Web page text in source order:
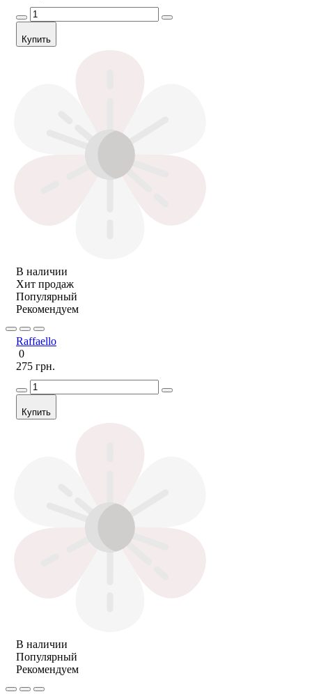
Купить
В наличии
Хит продаж
Популярный
Рекомендуем
Raffaello
0
275 грн.
Купить
В наличии
Популярный
Рекомендуем